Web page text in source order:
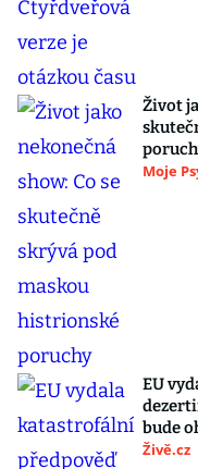
Život
Moje
EU
bude
Živě.cz